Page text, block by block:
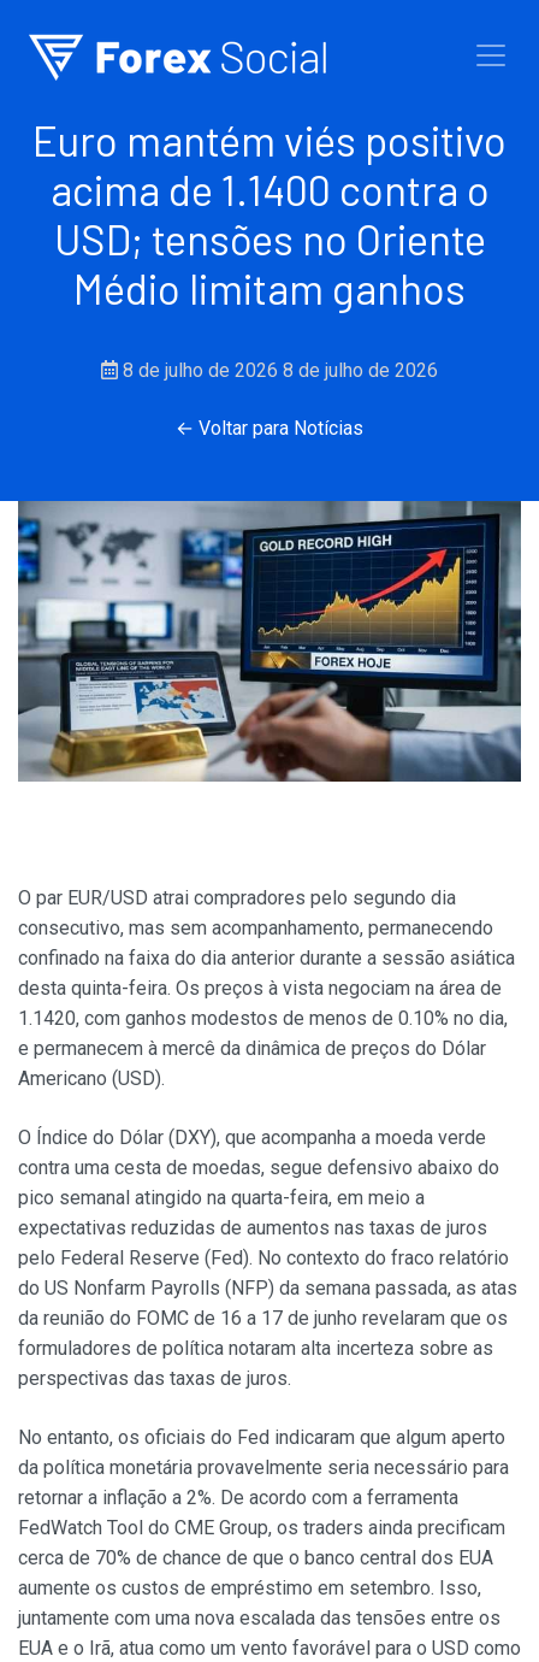
Euro mantém viés positivo
acima de 1.1400 contra o
USD; tensões no Oriente
Médio limitam ganhos
8 de julho de 2026 8 de julho de 2026
← Voltar para Notícias
O par EUR/USD atrai compradores pelo segundo dia
consecutivo, mas sem acompanhamento, permanecendo
confinado na faixa do dia anterior durante a sessão asiática
desta quinta-feira. Os preços à vista negociam na área de
1.1420, com ganhos modestos de menos de 0.10% no dia,
e permanecem à mercê da dinâmica de preços do Dólar
Americano (USD).
O Índice do Dólar (DXY), que acompanha a moeda verde
contra uma cesta de moedas, segue defensivo abaixo do
pico semanal atingido na quarta-feira, em meio a
expectativas reduzidas de aumentos nas taxas de juros
pelo Federal Reserve (Fed). No contexto do fraco relatório
do US Nonfarm Payrolls (NFP) da semana passada, as atas
da reunião do FOMC de 16 a 17 de junho revelaram que os
formuladores de política notaram alta incerteza sobre as
perspectivas das taxas de juros.
No entanto, os oficiais do Fed indicaram que algum aperto
da política monetária provavelmente seria necessário para
retornar a inflação a 2%. De acordo com a ferramenta
FedWatch Tool do CME Group, os traders ainda precificam
cerca de 70% de chance de que o banco central dos EUA
aumente os custos de empréstimo em setembro. Isso,
juntamente com uma nova escalada das tensões entre os
EUA e o Irã, atua como um vento favorável para o USD como